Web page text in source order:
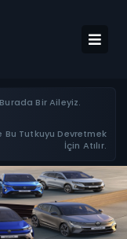
Bir Aileyiz.
Bu Tutkuyu Devretmek
İçin Atılır.